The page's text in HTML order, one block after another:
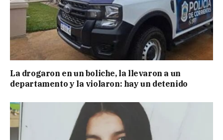
La drogaron en un boliche, la llevaron a un
departamento y la violaron: hay un detenido